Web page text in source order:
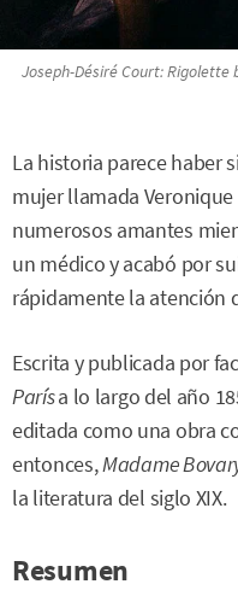
Joseph-Désiré Court:Rigolette
La historia parece haber
mujer llamada
numerosos amantes
un médico y acabó por
rápidamente la atención
Escrita y publicada por
Parísa lo largo del año
editada como una obra
entonces,Madame
la literatura del siglo XIX.
Resumen